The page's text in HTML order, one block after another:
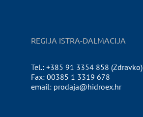
REGIJA ISTRA-DALMACIJA
Tel.: +385 91 3354 858 (Zdravko)
Fax: 00385 1 3319 678
email: prodaja@hidroex.hr